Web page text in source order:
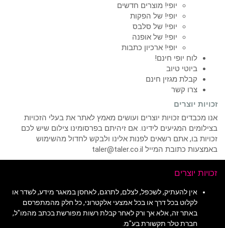
יופי! מוצרים חדשים
יופי! של הפקות
יופי! של סלבס
יופי! של אופנה
יופי! ארכיון כתבות
לוח יופי חינם!
ביוטי טיוב
קבלת מגזין חינם
צרו קשר
זכויות יוצרים
אנו מכבדים זכויות יוצרים ועושים מאמץ לאתר את בעלי הזכויות
בצילומים המגיעים לידינו. אם זיהיתם בפרסומינו צילום שיש לכם
זכויות בו, אתם רשאים לפנות אלינו ולבקש לחדול מהשימוש
באמצעות כתובת המייל taler@taler.co.il
זכויות יוצרים
אין להעתיק, לשכפל, לצלם, לתרגם, לאחסן במאגר מידע, לשדר או
לקלוט בכל דרך או בכל אמצעי אלקטרוני, כל חלק מהמתפרסם
באתר זה, אלא אך ורק לאחר קבלת רשות מפורשת בכתב מהמו"ל,
חברת טלר תקשורת בע"מ.